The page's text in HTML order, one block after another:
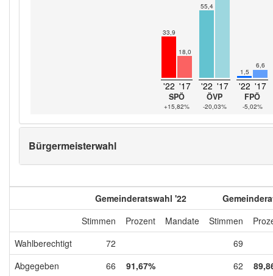
33,9
18,0
'22 '17
SPÖ
+15,82%
55,4
'22 '17
ÖVP
-20,03%
1,5
6,6
'22 '17
FPÖ
-5,02%
Bürgermeisterwahl
Gemeinderatswahl '22
Stimmen
Prozent Mandate Stimmen
Wahlberechtigt
72
69
Abgegeben
66 91,67% 62